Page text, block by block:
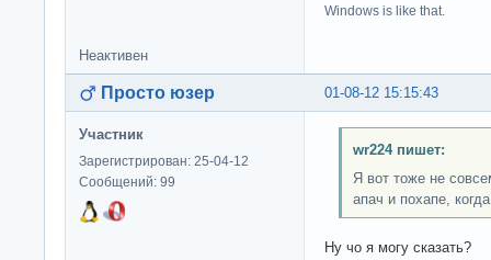
Windows is like that.
Неактивен
01-08-12 15:15:43
Просто юзер
Участник
Зарегистрирован: 25-04-12
Сообщений: 99
wr224 пишет:
Я вот тоже не
апач и похапе,
Ну чо я могу сказать?